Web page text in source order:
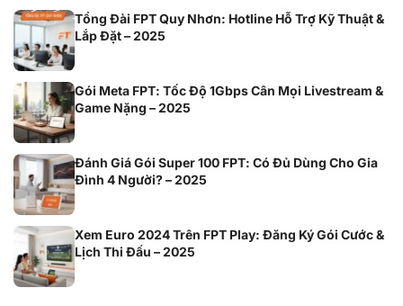
Tổng Đài FPT Quy Nhơn: Hotline Hỗ Trợ Kỹ Thuật &
Lắp Đặt – 2025
Gói Meta FPT: Tốc Độ 1Gbps Cân Mọi Livestream &
Game Nặng – 2025
Đánh Giá Gói Super 100 FPT: Có Đủ Dùng Cho Gia
Đình 4 Người? – 2025
Xem Euro 2024 Trên FPT Play: Đăng Ký Gói Cước &
Lịch Thi Đấu – 2025